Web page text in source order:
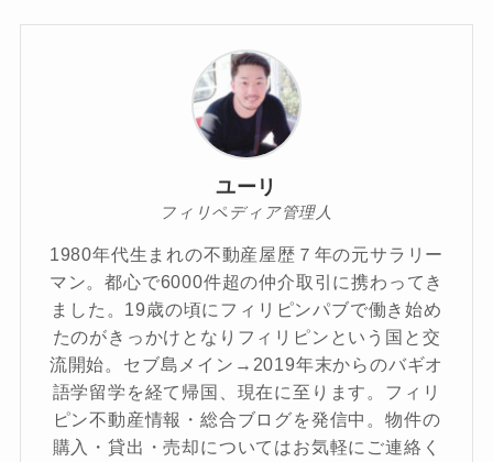
ユーリ
フィリペディア管理人
1980年代生まれの不動産屋歴７年の元サラリー
マン。都心で6000件超の仲介取引に携わってき
ました。19歳の頃にフィリピンパブで働き始め
たのがきっかけとなりフィリピンという国と交
流開始。セブ島メイン→2019年末からのバギオ
語学留学を経て帰国、現在に至ります。フィリ
ピン不動産情報・総合ブログを発信中。物件の
購入・貸出・売却についてはお気軽にご連絡く